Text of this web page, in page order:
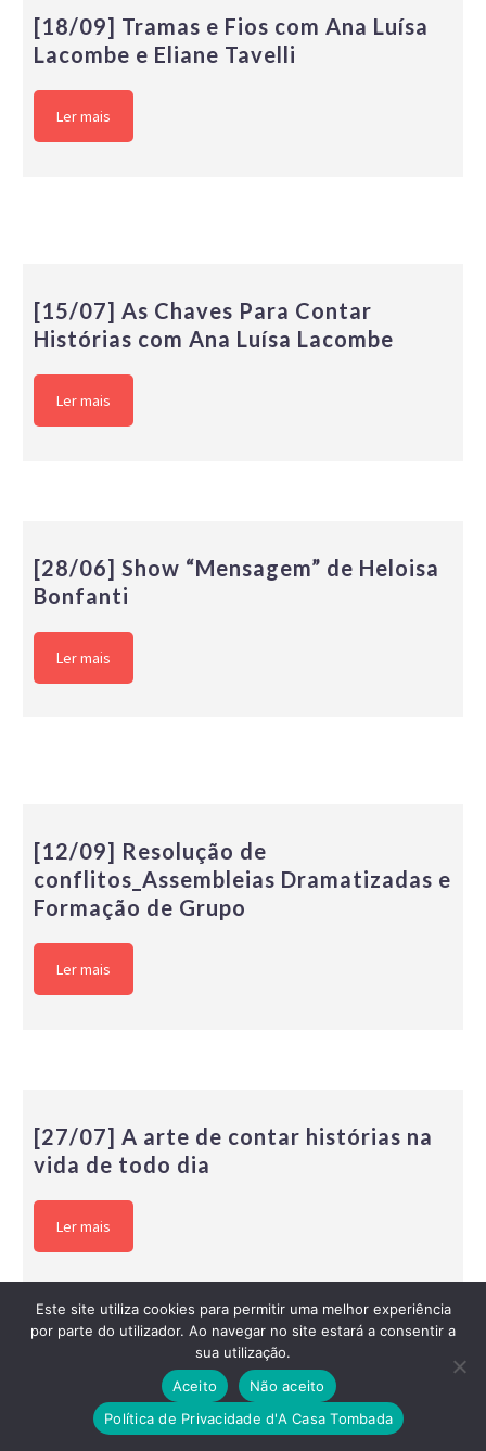
[18/09] Tramas e Fios com Ana Luísa
Lacombe e Eliane Tavelli
Ler mais
[15/07] As Chaves Para Contar
Histórias com Ana Luísa Lacombe
Ler mais
[28/06] Show “Mensagem” de Heloisa
Bonfanti
Ler mais
[12/09] Resolução de
conflitos_Assembleias Dramatizadas e
Formação de Grupo
Ler mais
[27/07] A arte de contar histórias na
vida de todo dia
Ler mais
[04/06] Ateliê de Voz: espaço para
Este site utiliza cookies para permitir uma melhor experiência
por parte do utilizador. Ao navegar no site estará a consentir a
sua utilização.
Aceito
Não aceito
Política de Privacidade d'A Casa Tombada